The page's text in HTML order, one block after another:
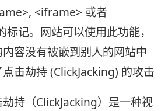
<iframe> 或者
记。网站可以使用此功能，
容没有被嵌到别人的网站中
击劫持 (ClickJacking) 的攻击
持（ClickJacking）是一种视